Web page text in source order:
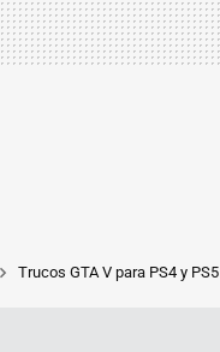
Trucos GTA V para PS4 y PS5